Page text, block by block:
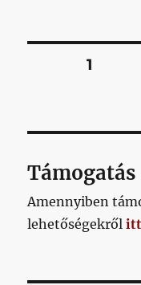
OLDAL1
Támogatás
Amennyiben
lehetőségekről